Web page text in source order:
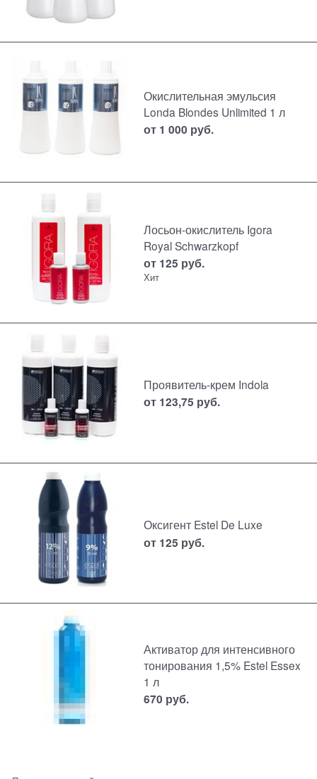
Окислительная эмульсия
Londa Blondes Unlimited 1 л
от 1 000 руб.
Лосьон-окислитель Igora
Royal Schwarzkopf
от 125 руб.
Хит
Проявитель-крем Indola
от 123,75 руб.
Оксигент Estel De Luxe
от 125 руб.
Активатор для интенсивного
тонирования 1,5% Estel Essex
1 л
670 руб.